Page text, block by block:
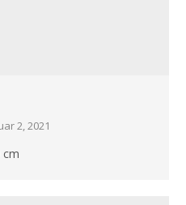
2, 2021
cm